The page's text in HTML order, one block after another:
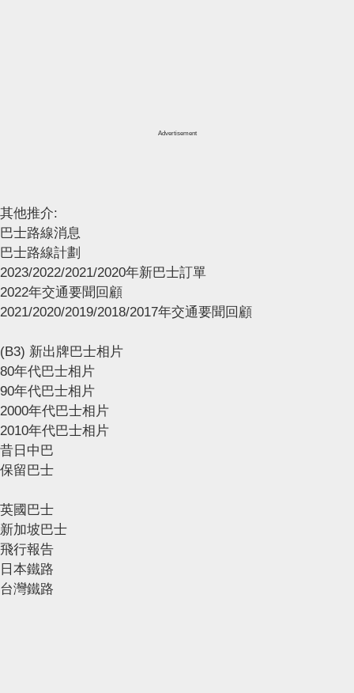
Advertisement
其他推介:
巴士路線消息
巴士路線計劃
2023/2022/2021/2020年新巴士訂單
2022年交通要聞回顧
2021/2020/2019/2018/2017年交通要聞回顧
(B3) 新出牌巴士相片
80年代巴士相片
90年代巴士相片
2000年代巴士相片
2010年代巴士相片
昔日中巴
保留巴士
英國巴士
新加坡巴士
飛行報告
日本鐵路
台灣鐵路